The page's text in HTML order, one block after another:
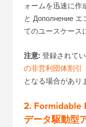
ォームを迅速に作
と Дополнение
てのユースケース
注意: 登録されて
の非営利団体割引
となる場合があり
2. Formidable
データ駆動型